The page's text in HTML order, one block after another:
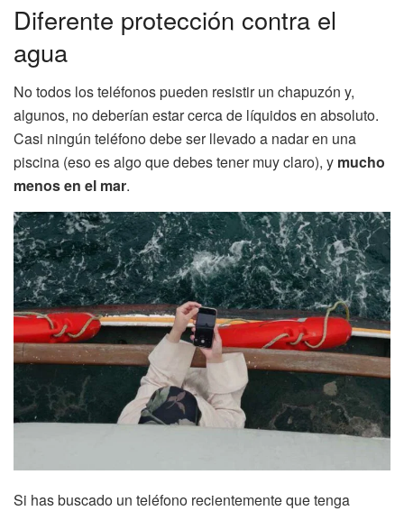
Diferente protección contra el
agua
No todos los teléfonos pueden resistir un chapuzón y,
algunos, no deberían estar cerca de líquidos en absoluto.
Casi ningún teléfono debe ser llevado a nadar en una
piscina (eso es algo que debes tener muy claro), y mucho
menos en el mar.
Si has buscado un teléfono recientemente que tenga